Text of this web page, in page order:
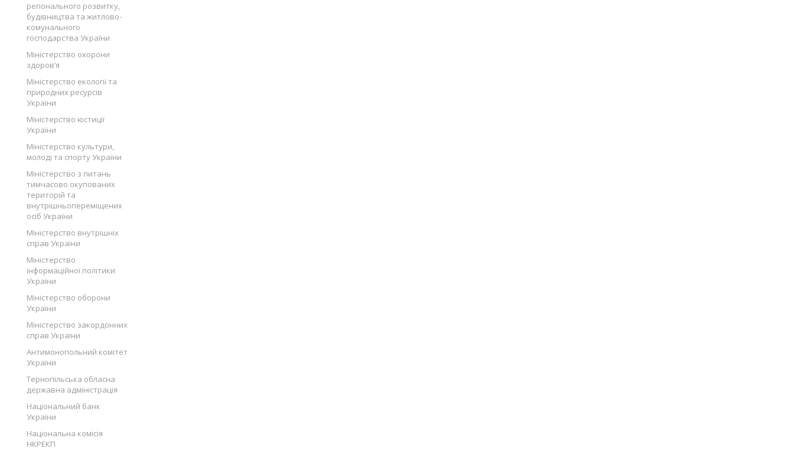
регіонального розвитку,
будівництва та житлово-
комунального
господарства України
Міністерство охорони
здоров’я
Міністерство екології та
природних ресурсів
України
Міністерство юстиції
України
Міністерство культури,
молоді та спорту України
Міністерство з питань
тимчасово окупованих
територій та
внутрішньопереміщених
осіб України
Міністерство внутрішніх
справ України
Міністерство
інформаційної політики
України
Міністерство оборони
України
Міністерство закордонних
справ України
Антимонопольний комітет
України
Тернопільська обласна
державна адміністрація
Національний банк
України
Національна комісія
НКРЕКП